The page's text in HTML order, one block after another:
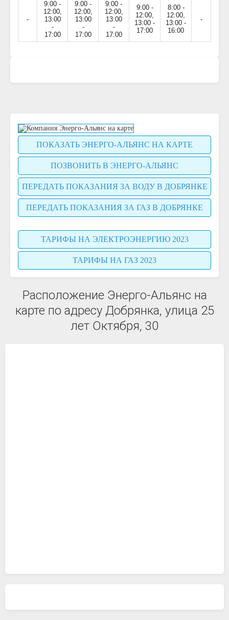
-
9:00 -
12:00,
13:00
-
17:00
9:00 -
12:00,
13:00
-
17:00
9:00 -
12:00,
13:00
-
17:00
9:00 -
12:00,
13:00 -
17:00
8:00 -
12:00,
13:00 -
16:00
-
ПОКАЗАТЬ ЭНЕРГО-АЛЬЯНС НА КАРТЕ
ПОЗВОНИТЬ В ЭНЕРГО-АЛЬЯНС
ПЕРЕДАТЬ ПОКАЗАНИЯ ЗА ВОДУ В ДОБРЯНКЕ
ПЕРЕДАТЬ ПОКАЗАНИЯ ЗА ГАЗ В ДОБРЯНКЕ
ТАРИФЫ НА ЭЛЕКТРОЭНЕРГИЮ 2023
ТАРИФЫ НА ГАЗ 2023
Расположение Энерго-Альянс на
карте по адресу Добрянка, улица 25
лет Октября, 30